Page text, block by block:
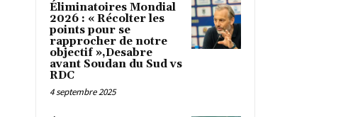
Éliminatoires Mondial
2026 : « Récolter les
points pour se
rapprocher de notre
objectif »,Desabre
avant Soudan du Sud vs
RDC
4 septembre 2025